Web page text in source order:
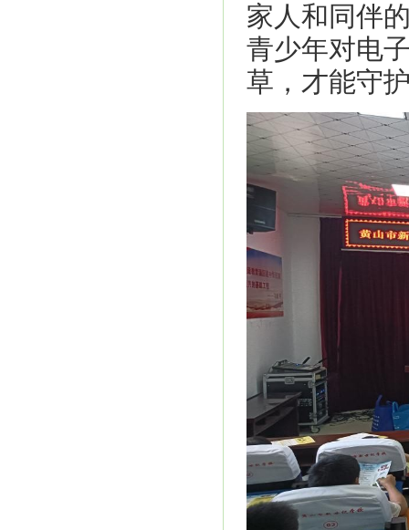
家人和同伴
青少年对电
草，才能守